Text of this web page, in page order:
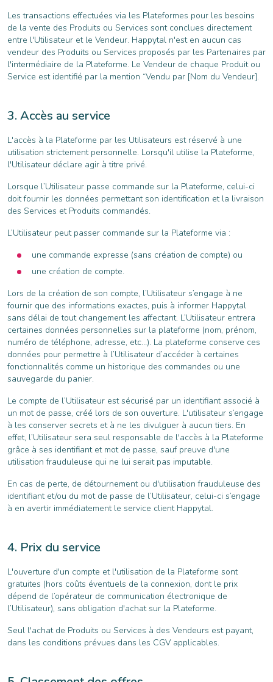
Les transactions effectuées via les Plateformes pour les besoins
de la vente des Produits ou Services sont conclues directement
entre l'Utilisateur et le Vendeur. Happytal n'est en aucun cas
vendeur des Produits ou Services proposés par les Partenaires par
l'intermédiaire de la Plateforme. Le Vendeur de chaque Produit ou
Service est identifié par la mention “Vendu par [Nom du Vendeur].
Accès au service
L'accès à la Plateforme par les Utilisateurs est réservé à une
utilisation strictement personnelle. Lorsqu'il utilise la Plateforme,
l'Utilisateur déclare agir à titre privé.
Lorsque l’Utilisateur passe commande sur la Plateforme, celui-ci
doit fournir les données permettant son identification et la livraison
des Services et Produits commandés.
L’Utilisateur peut passer commande sur la Plateforme via :
une commande expresse (sans création de compte) ou
une création de compte.
Lors de la création de son compte, l’Utilisateur s’engage à ne
fournir que des informations exactes, puis à informer Happytal
sans délai de tout changement les affectant. L’Utilisateur entrera
certaines données personnelles sur la plateforme (nom, prénom,
numéro de téléphone, adresse, etc…). La plateforme conserve ces
données pour permettre à l’Utilisateur d’accéder à certaines
fonctionnalités comme un historique des commandes ou une
sauvegarde du panier.
Le compte de l’Utilisateur est sécurisé par un identifiant associé à
un mot de passe, créé lors de son ouverture. L'utilisateur s’engage
à les conserver secrets et à ne les divulguer à aucun tiers. En
effet, l’Utilisateur sera seul responsable de l'accès à la Plateforme
grâce à ses identifiant et mot de passe, sauf preuve d'une
utilisation frauduleuse qui ne lui serait pas imputable.
En cas de perte, de détournement ou d'utilisation frauduleuse des
identifiant et/ou du mot de passe de l’Utilisateur, celui-ci s’engage
à en avertir immédiatement le service client Happytal.
Prix du service
L'ouverture d'un compte et l'utilisation de la Plateforme sont
gratuites (hors coûts éventuels de la connexion, dont le prix
dépend de l’opérateur de communication électronique de
l’Utilisateur), sans obligation d'achat sur la Plateforme.
Seul l'achat de Produits ou Services à des Vendeurs est payant,
dans les conditions prévues dans les CGV applicables.